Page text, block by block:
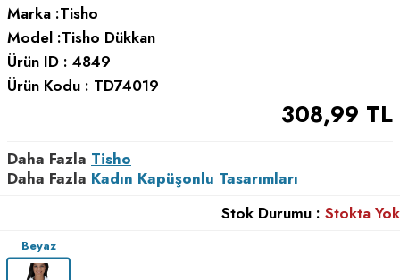
Marka :Tisho
Model :Tisho Dükkan
Ürün ID : 4849
Ürün Kodu : TD74019
308,99 TL
Daha Fazla Tisho
Daha Fazla Kadın Kapüşonlu Tasarımları
Stok Durumu : Stokta Yok
Beyaz